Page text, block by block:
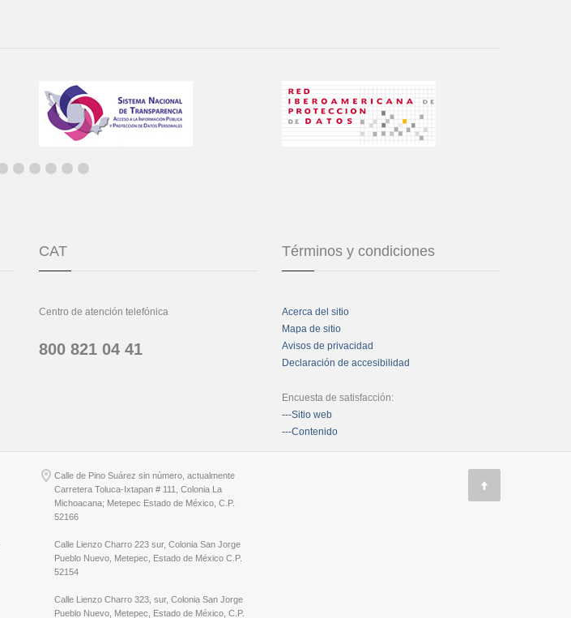
CAT
Centro de atención telefónica
800 821 04 41
Términos y condiciones
Acerca del sitio
Mapa de sitio
Avisos de privacidad
Declaración de accesibilidad
Encuesta de satisfacción:
---Sitio web
---Contenido
Calle de Pino Suárez sin número, actualmente
Carretera Toluca-Ixtapan # 111, Colonia La
Michoacana; Metepec Estado de México, C.P.
52166
Calle Lienzo Charro 223 sur, Colonia San Jorge
Pueblo Nuevo, Metepec, Estado de México C.P.
52154
Calle Lienzo Charro 323, sur, Colonia San Jorge
Pueblo Nuevo, Metepec, Estado de México, C.P.